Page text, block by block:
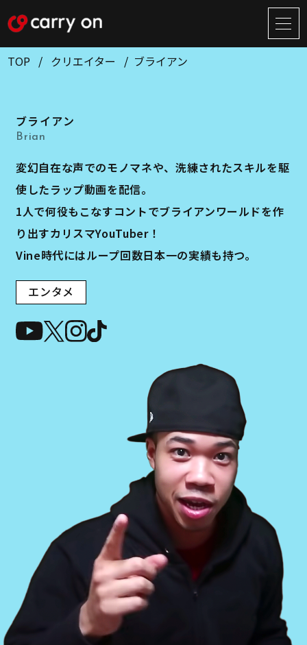
サ
イ
NEWS RECRUIT
CONTACT
お問い合せ
TOP クリエイター ブライアン
ブライアン
Brian
変幻自在な声でのモノマネや、洗練されたスキルを駆
使したラップ動画を配信。
1人で何役もこなすコントでブライアンワールドを作
り出すカリスマYouTuber！
Vine時代にはループ回数日本一の実績も持つ。
エンタメ